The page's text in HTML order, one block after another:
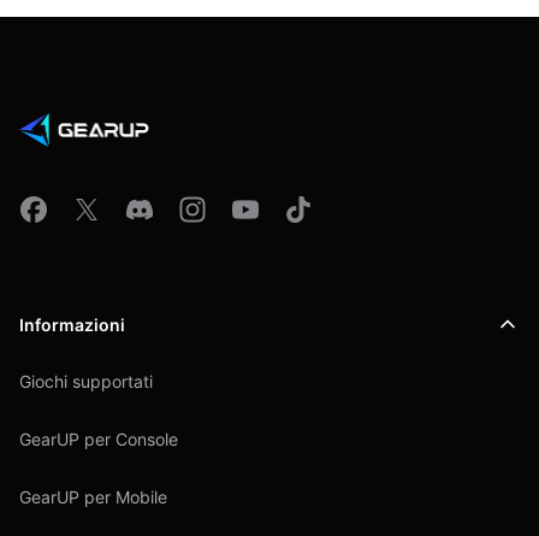
Informazioni
Giochi supportati
GearUP per Console
GearUP per Mobile